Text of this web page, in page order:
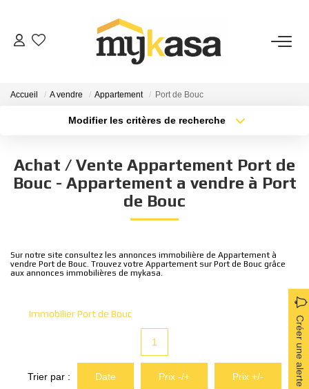
VENTES
PARRAINAGE
Qui Sommes-Nous
Nous Rejoindre
Nos Actualités
Nos Témoignages
Nos Services
Accueil A vendre Appartement Port de Bouc
Modifier les critères de recherche
Sélectionnez...
Type de bien
Surface min
Achat / Vente Appartement Port de
Bouc - Appartement a vendre à Port
de Bouc
Sur notre site consultez les annonces immobilière de Appartement à
vendre Port de Bouc. Trouvez votre Appartement sur Port de Bouc grâce
aux annonces immobilières de mykasa.
Immobilier Port de Bouc
Créer une alerte
1
Trier par : Date Prix -/+ Prix +/-